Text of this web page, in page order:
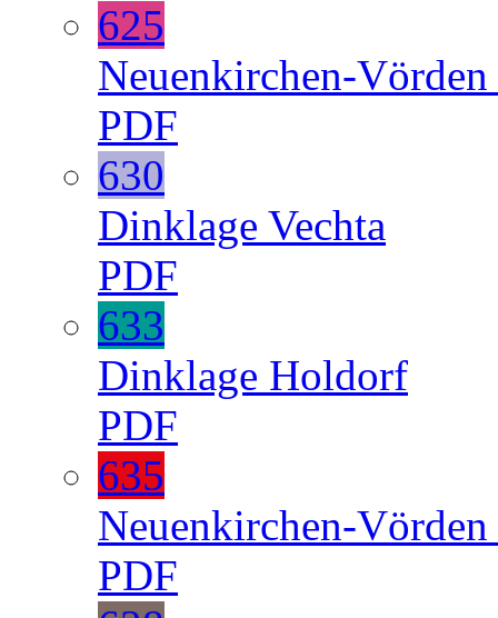
625
Neuenkirchen-Vörden
PDF
630
Dinklage Vechta
PDF
633
Dinklage Holdorf
PDF
635
Neuenkirchen-Vörden
PDF